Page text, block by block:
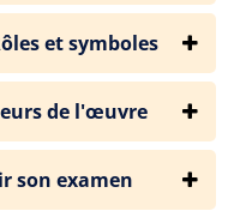
et symboles
de l'œuvre
son examen